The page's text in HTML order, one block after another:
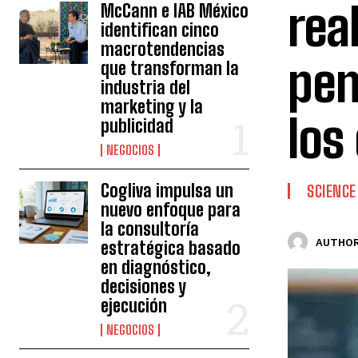
McCann e IAB México
identifican cinco
macrotendencias
que transforman la
industria del
marketing y la
publicidad
NEGOCIOS
Cogliva impulsa un
nuevo enfoque para
la consultoría
estratégica basado
en diagnóstico,
decisiones y
ejecución
NEGOCIOS
SCIENCE